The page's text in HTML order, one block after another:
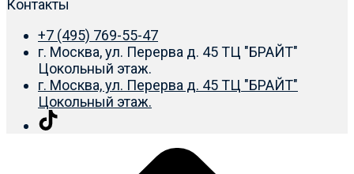
Контакты
+7 (495) 769-55-47
г. Москва, ул. Перерва д. 45 ТЦ "БРАЙТ"
Цокольный этаж.
г. Москва, ул. Перерва д. 45 ТЦ "БРАЙТ"
Цокольный этаж.